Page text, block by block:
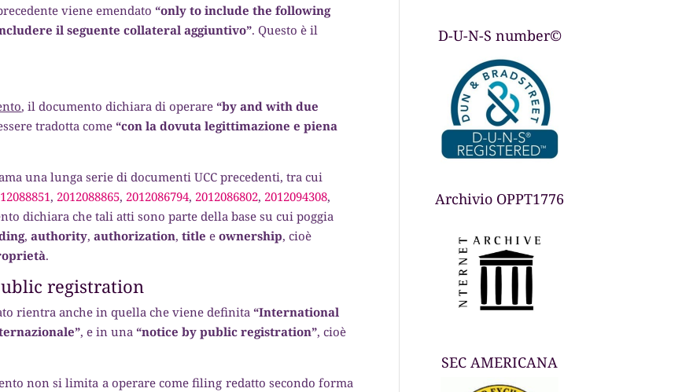
viene emendato“only to include the following
il seguente collateral aggiuntivo”. Questo è il
, il documento dichiara di operare“by and with due
tradotta come“con la dovuta legittimazione e piena
una lunga serie di documenti UCC precedenti, tra cui
, 2012088865, 2012086794, 2012086802, 2012094308,
dichiara che tali atti sono parte della base su cui poggia
,authority,authorization,title eownership, cioè
.
registration
rientra anche in quella che viene definita“International
, e in una“notice by public registration”, cioè
non si limita a operare come filing redatto secondo forma
D-U-N-S number©
Archivio OPPT1776
SEC AMERICANA